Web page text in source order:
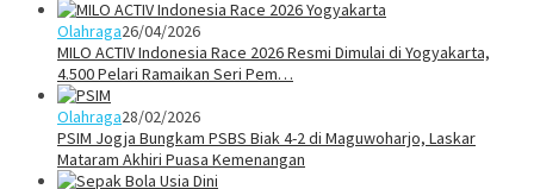
Olahraga26/04/2026
MILO ACTIV Indonesia Race 2026 Resmi Dimulai di Yogyakarta,
4.500 Pelari Ramaikan Seri Pem…
Olahraga28/02/2026
PSIM Jogja Bungkam PSBS Biak 4-2 di Maguwoharjo, Laskar
Mataram Akhiri Puasa Kemenangan